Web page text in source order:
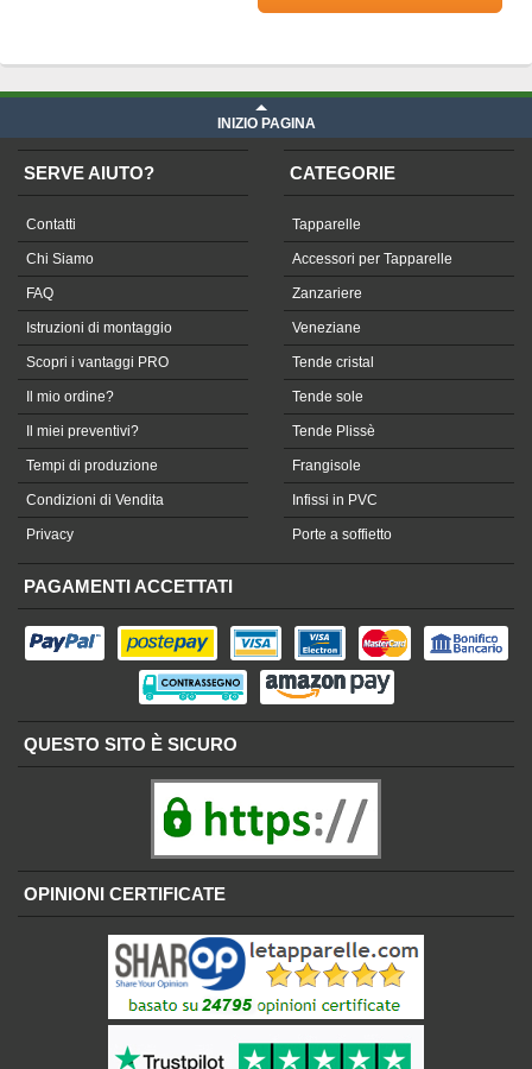
INIZIO PAGINA
SERVE AIUTO?
Contatti
Chi Siamo
FAQ
Istruzioni di montaggio
Scopri i vantaggi PRO
Il mio ordine?
Il miei preventivi?
Tempi di produzione
Condizioni di Vendita
Privacy
CATEGORIE
Tapparelle
Accessori per Tapparelle
Zanzariere
Veneziane
Tende cristal
Tende sole
Tende Plissè
Frangisole
Infissi in PVC
Porte a soffietto
PAGAMENTI ACCETTATI
QUESTO SITO È SICURO
OPINIONI CERTIFICATE